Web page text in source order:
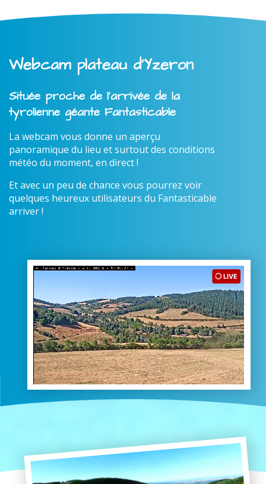
Webcam plateau d'Yzeron
Située proche de l'arrivée de la
tyrolienne géante Fantasticable
La webcam vous donne un aperçu
panoramique du lieu et surtout des conditions
météo du moment, en direct !
Et avec un peu de chance vous pourrez voir
quelques heureux utilisateurs du Fantasticable
arriver !